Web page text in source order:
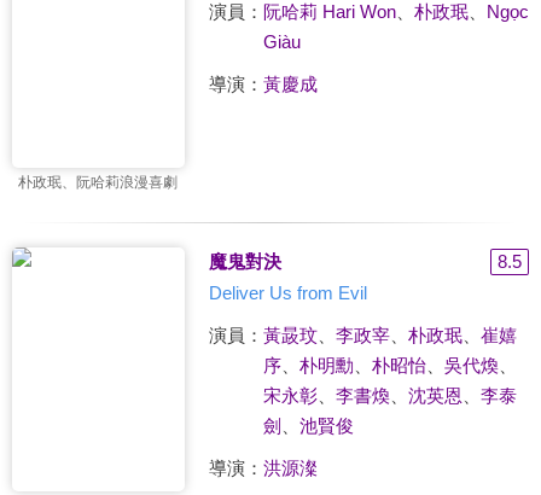
朴政珉、阮哈莉浪漫喜劇
演員： 阮哈莉 Hari Won、 朴政珉、 Ngọc
Giàu
導演： 黃慶成
魔鬼對決
8.5
Deliver Us from Evil
演員： 黃晸玟、 李政宰、 朴政珉、 崔嬉
序、 朴明勳 朴昭怡、 吳代煥、
宋永彰、 李書煥、 沈英恩
李泰
劍
池賢俊
導演： 洪源澯